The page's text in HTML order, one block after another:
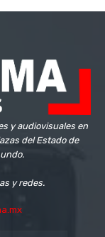
y audiovisuales en
del Estado de
y redes.